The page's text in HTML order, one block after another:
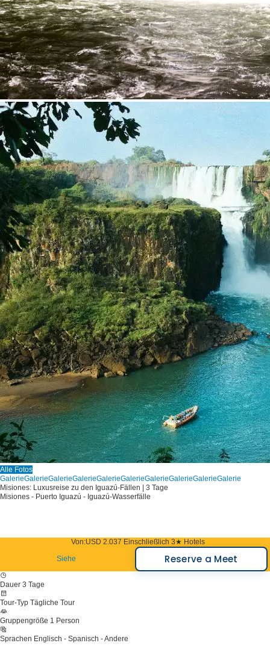
Alle Fotos
GalerieGalerieGalerieGalerieGalerieGalerieGalerieGalerieGalerieGalerie
Misiones: Luxusreise zu den Iguazú-Fällen | 3 Tage
Misiones - Puerto Iguazú - Iguazú-Wasserfälle
Von:USD 2.037 Einschließlich 3★ Hotels
Siehe
Reserve a Meet
Dauer 3 Tage
Tour-Typ Tägliche Tour
Gruppengröße 1 Person
Sprachen Englisch - Spanisch - Andere